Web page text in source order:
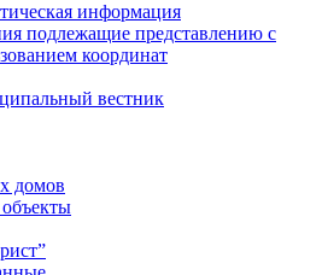
информация
подлежащие представлению с
координат
вестник
домов